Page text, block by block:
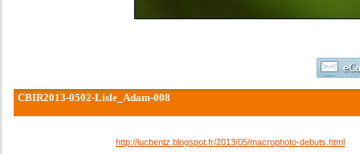
CBIR2013-0502-Lisle_Adam-008
http://lucbentz.blogspot.fr/2013/05/macrophoto-debuts.html